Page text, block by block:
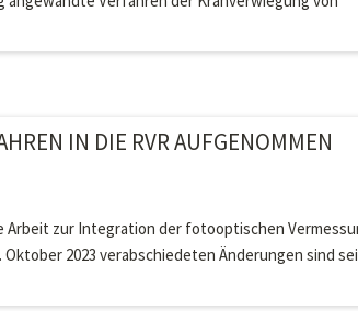
IN DIE RVR AUFGENOMMEN
Arbeit zur Integration der fotooptischen
Oktober 2023 verabschiedeten Änderungen sind